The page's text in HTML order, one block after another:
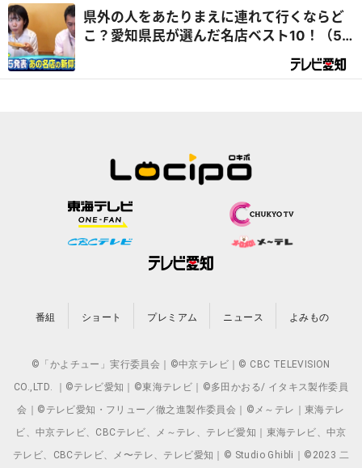
県外の人をあたりまえに連れて行くならど
こ？愛知県民が選んだ名店ベスト10！（5
位～1位） ～ 千原ジュニアの愛知あたりま
えワールド★ ～あなたの街に新仰天～（後
番組 ショート プレミアム ニュース よみもの
©「かよチュー」実行委員会｜©中京テレビ｜© CBC TELEVISION
CO.,LTD. ｜©テレビ愛知｜©東海テレビ｜©多田かおる/ イタキス製作委員
会｜©テレビ愛知・フリュー／徹之進製作委員会｜©メ～テレ｜東海テレ
ビ、中京テレビ、CBCテレビ、メ～テレ、テレビ愛知｜東海テレビ、中京
テレビ、CBCテレビ、メ〜テレ、テレビ愛知｜© Studio Ghibli｜©2023 二